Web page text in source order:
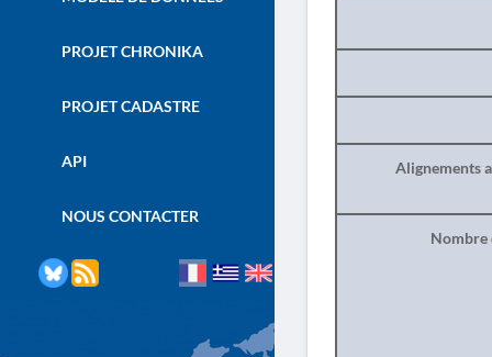
PROJET CHRONIKA
PROJET CADASTRE
API
NOUS CONTACTER
Alignements
Nombre